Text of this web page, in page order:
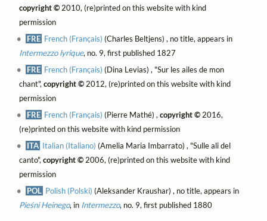
copyright ©2010, (re)printed on this website with kind
permission
FRE French (Français) (Charles Beltjens) , no title, appears in
Intermezzo lyrique, no. 9, first published 1827
FRE French (Français) (Dina Levias) , "Sur les ailes de mon
chant",copyright ©2012, (re)printed on this website with kind
permission
FRE French (Français) (Pierre Mathé) ,copyright ©2016,
(re)printed on this website with kind permission
ITA Italian (Italiano) (Amelia Maria Imbarrato) , "Sulle ali del
canto",copyright ©2006, (re)printed on this website with kind
permission
POL Polish (Polski) (Aleksander Kraushar) , no title, appears in
Pieśni Heinego, in Intermezzo, no. 9, first published 1880